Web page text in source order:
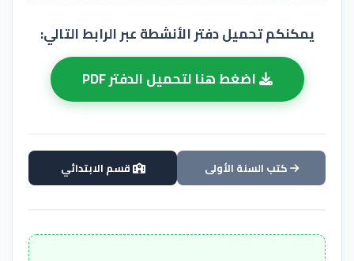
يمكنكم تحميل دفتر الأنشطة عبر الرابط التالي:
اضغط هنا لتحميل الدفتر PDF
كتب السنة الأولى قسم الابتدائي